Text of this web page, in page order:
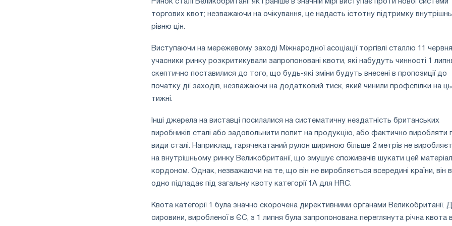
Ринок сталі Великобританії як і раніше в значній мірі виступає проти нової системи
торгових квот; незважаючи на очікування, це надасть істотну підтримку
рівню цін.
Виступаючи на мережевому заході Міжнародної асоціації торгівлі сталлю 11
учасники ринку розкритикували запропоновані квоти, які набудуть чинності 1
скептично поставилися до того, що будь-які зміни будуть внесені в пропозиції до
початку дії заходів, незважаючи на додатковий тиск, який чинили профспілки на
тижні.
Інші джерела на виставці посилалися на систематичну нездатність британських
виробників сталі або задовольнити попит на продукцію, або фактично виробляти
види сталі. Наприклад, гарячекатаний рулон шириною більше 2 метрів не
на внутрішньому ринку Великобританії, що змушує споживачів шукати цей
кордоном. Однак, незважаючи на те, що він не виробляється всередині країни, він
одно підпадає під загальну квоту категорії 1А для HRC.
Квота категорії 1 була значно скорочена директивними органами Великобританії.
сировини, виробленої в ЄС, з 1 липня була запропонована переглянута річна квота в